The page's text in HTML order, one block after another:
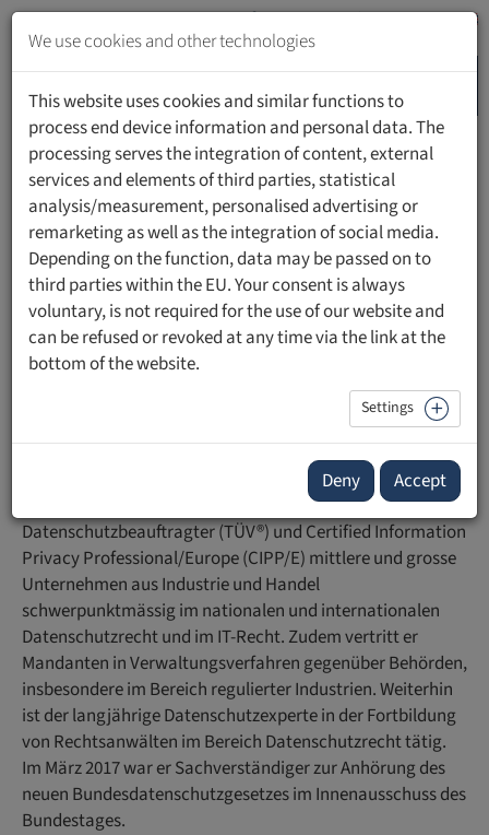
Jump
content
Jump
navigation
HOME PEOPLE
Dr. Carlo Piltz
Rechtsanwalt und Partner | Piltz Legal Berlin
Piltz Rechtsanwälte PartGmbB, Berlin
, Gründungspartner der Kanzlei Piltz Legal,
Datenschutzbeauftragter (TÜV®) und Certified Information
Privacy Professional/Europe (CIPP/E) mittlere und grosse
Unternehmen aus Industrie und Handel
schwerpunktmässig im nationalen und internationalen
Datenschutzrecht und im IT-Recht. Zudem vertritt er
Mandanten in Verwaltungsverfahren gegenüber Behörden,
insbesondere im Bereich regulierter Industrien. Weiterhin
ist der langjährige Datenschutzexperte in der Fortbildung
von Rechtsanwälten im Bereich Datenschutzrecht tätig.
Im März 2017 war er Sachverständiger zur Anhörung des
neuen Bundesdatenschutzgesetzes im Innenausschuss des
Bundestages.
We use cookies and other technologies
This website uses cookies and similar functions to
process end device information and personal data. The
processing serves the integration of content, external
services and elements of third parties, statistical
analysis/measurement, personalised advertising or
remarketing as well as the integration of social media.
Depending on the function, data may be passed on to
third parties within the EU. Your consent is always
voluntary, is not required for the use of our website and
can be refused or revoked at any time via the link at the
bottom of the website.
Settings
Deny Accept